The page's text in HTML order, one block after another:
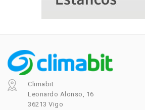
Climabit
Leonardo Alonso, 16
36213 Vigo